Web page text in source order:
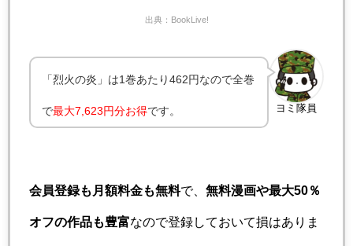
出典：BookLive!
ヨミ隊員
「烈火の炎」は1巻あたり462円なので全巻
で最大7,623円分お得です。
会員登録も月額料金も無料で、 無料漫画や最大50％
オフの作品も豊富なので登録しておいて損はありま